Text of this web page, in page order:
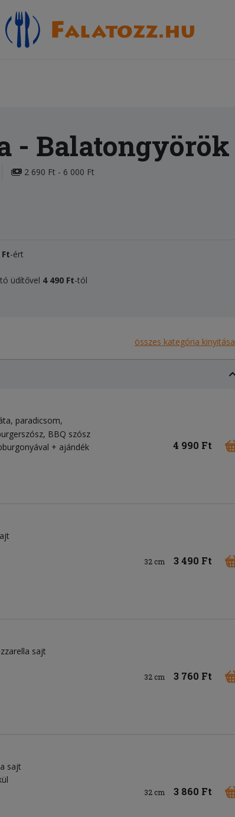
- Balatongyörök
2 690 Ft - 6 000 Ft
Ft-ért
üdítővel 4 490 Ft-tól
összes kategória kinyitása
paradicsom
BBQ szósz
+ ajándék
4 990 Ft
32 cm 3 490 Ft
sajt
32 cm 3 760 Ft
sajt
32 cm 3 860 Ft